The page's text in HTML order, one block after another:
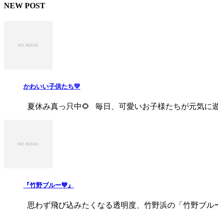
NEW POST
かわいい子供たち💛
夏休み真っ只中🌻 毎日、可愛いお子様たちが元気に
『竹野ブルー💙』
思わず飛び込みたくなる透明度、竹野浜の「竹野ブ